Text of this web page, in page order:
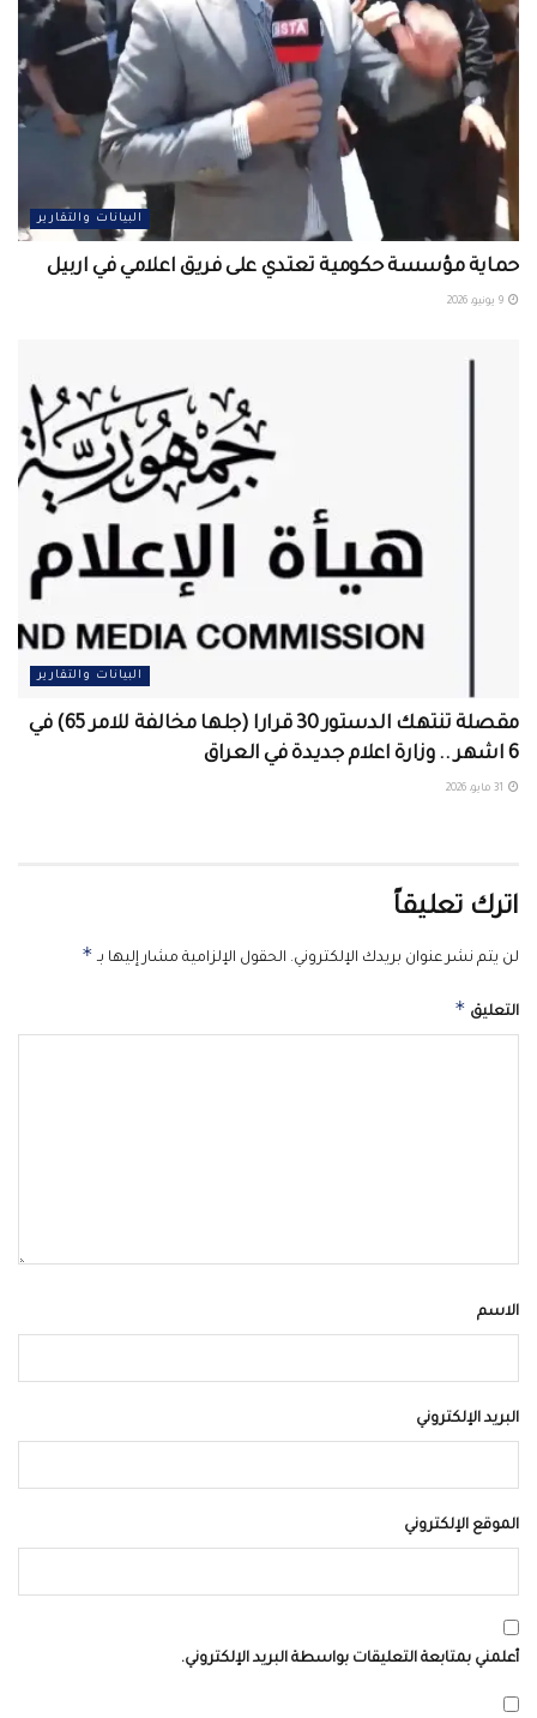
البيانات والتقارير
حماية مؤسسة حكومية تعتدي على فريق اعلامي في اربيل ‏
البيانات والتقارير
مقصلة تنتهك الدستور 30 قرارا (جلها مخالفة للامر 65) في
6 اشهر .. وزارة اعلام جديدة في العراق
اترك تعليقاً
لن يتم نشر عنوان بريدك الإلكتروني. الحقول الإلزامية مشار إليها بـ *
التعليق *
الاسم
البريد الإلكتروني
الموقع الإلكتروني
أعلمني بمتابعة التعليقات بواسطة البريد الإلكتروني.